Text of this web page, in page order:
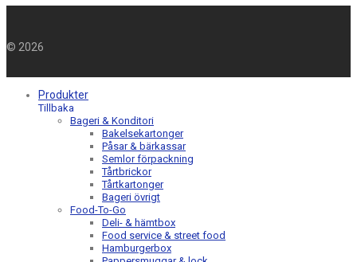
© 2026
Produkter
Tillbaka
Bageri & Konditori
Bakelsekartonger
Påsar & bärkassar
Semlor förpackning
Tårtbrickor
Tårtkartonger
Bageri övrigt
Food-To-Go
Deli- & hämtbox
Food service & street food
Hamburgerbox